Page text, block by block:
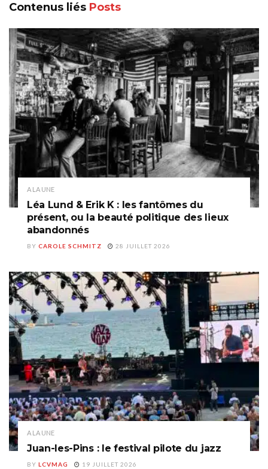
Contenus liés Posts
A LA UNE
Léa Lund & Erik K : les fantômes du
présent, ou la beauté politique des lieux
abandonnés
BY CAROLE SCHMITZ 28 JUILLET 2026
A LA UNE
Juan-les-Pins : le festival pilote du jazz
BY LCVMAG 19 JUILLET 2026